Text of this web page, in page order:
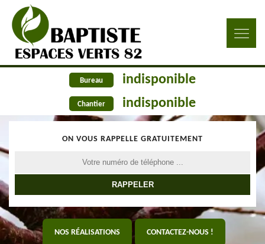
Bureau indisponible
Chantier indisponible
ON VOUS RAPPELLE GRATUITEMENT
NOS RÉALISATIONS CONTACTEZ-NOUS !